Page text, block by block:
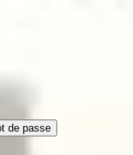
de passe